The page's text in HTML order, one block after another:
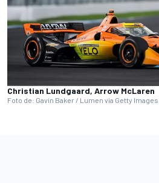
Christian Lundgaard, Arrow McLaren
Foto de: Gavin Baker / Lumen via Getty Images